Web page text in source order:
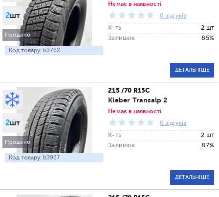
2шт
Продано
Код товару: b3762
Немає в наявності
0 відгуків
К-ть
2 шт
Залишок
85%
ДЕТАЛЬНІШЕ
2шт
Продано
Код товару: b3967
215 /70 R15C
Kleber Transalp 2
Немає в наявності
0 відгуків
К-ть
2 шт
Залишок
87%
ДЕТАЛЬНІШЕ